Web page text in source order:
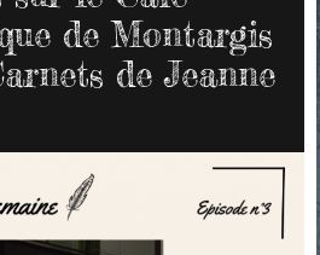
de Montargis
de Jeanne